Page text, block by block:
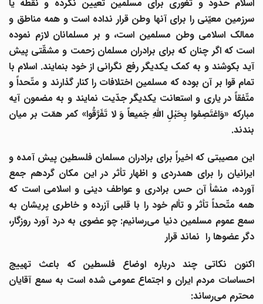
اسلام حدود و ثغوری برای مسلمین تعیین نکرده و نقطه یا
سرزمین معیّنی را برای آنها وطن قرار نداده است و همه مناطق و
ممالک اسلامی وطن مسلمین است، و بر مسلمانان لازم نموده
است که اگر چنان که برای برادران مسلمان زحمت و مشقّتی پیش
آید بکوشند و به کمک یکدیگر رفع نگرانی از خود بنمایند. اسلام با
تمام قوا بر آن بوده که مسلمین اختلافات را کنار گذارند و متّحداً و
متّفقاً در یاری و استعانت یکدیگر جدّیت نمایند و به مضمون آیه
مبارکه «وَاعْتَصِمُوا بِحَبْلِ اللَّهِ جَمیعاً وَ لا تَفَرَّقُوا» کمر همّت بر میان
بندند.
این مصیبتی که اخیراً برای برادران مسلمان فلسطین پیش آمده و
ایرانیان را برای همدردی و اظهار تأثر در این مکان گردهم جمع
آورده، منشأ آن حس برادری و عواطف دینی و اسلامی است که
همه متّحداً تأثر و تألم خود را با قلبی آزرده و خاطری پریشان به
سمع عموم مسلمین دنیا می‌رسانیم: چو عضوی به درد آورد روزگار،
دگر عضوها را نماند قرار
اکنون نکاتی چند درباره اوضاع فلسطین که باعث تهییج
احساسات مردم ایران و اجتماع عمومی شده است به سمع آقایان
محترم می‌رساند: